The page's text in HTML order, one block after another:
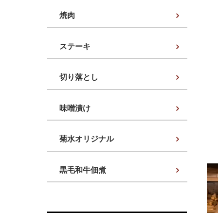
焼肉
ステーキ
切り落とし
味噌漬け
菊水オリジナル
黒毛和牛佃煮